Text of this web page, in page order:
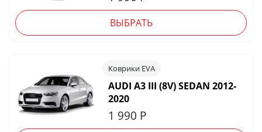
ВЫБРАТЬ
Коврики EVA
AUDI A3 III (8V) SEDAN 2012-
2020
1 990 Р